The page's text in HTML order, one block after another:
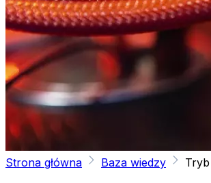
Strona główna Baza wiedzy